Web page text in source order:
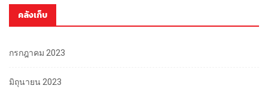
คลังเก็บ
กรกฎาคม 2023
มิถุนายน 2023